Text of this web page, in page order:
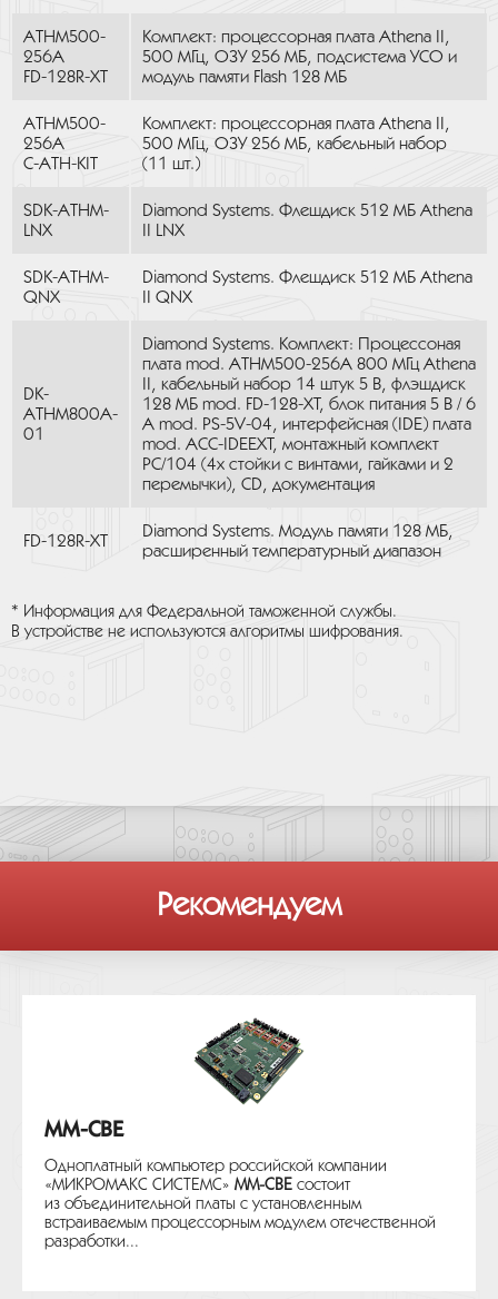
ATHM500-
256A
FD-128R-XT
Комплект: процессорная плата Athena II,
500 МГц, ОЗУ 256 МБ, подсистема УСО и
модуль памяти Flash 128 МБ
ATHM500-
256A
C-ATH-KIT
Комплект: процессорная плата Athena II,
500 МГц, ОЗУ 256 МБ, кабельный набор
(11 шт.)
SDK-ATHM-
LNX
Diamond Systems. Флешдиск 512 MБ Athena
II LNX
SDK-ATHM-
QNX
Diamond Systems. Флешдиск 512 MБ Athena
II QNX
DK-
ATHM800A-
01
Diamond Systems. Комплект: Процессоная
плата mod. ATHM500-256A 800 МГц Athena
II, кабельный набор 14 штук 5 В, флэшдиск
128 МБ mod. FD-128-XT, блок питания 5 В / 6
А mod. PS-5V-04, интерфейсная (IDE) плата
mod. ACC-IDEEXT, монтажный комплект
PC/104 (4x cтойки c винтами, гайками и 2
перемычки), CD, документация
FD-128R-XT
Diamond Systems. Модуль памяти 128 МБ,
расширенный температурный диапазон
* Информация для Федеральной таможенной службы.
В устройстве не используются алгоритмы шифрования.
Рекомендуем
MM-CBE
Одноплатный компьютер российской компании
«МИКРОМАКС СИСТЕМС» MM-CBE состоит
из объединительной платы с установленным
встраиваемым процессорным модулем отечественной
разработки...